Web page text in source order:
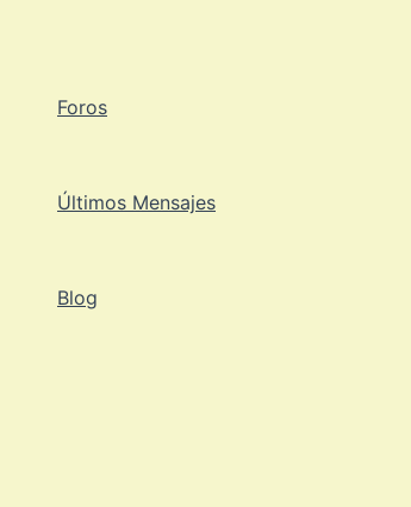
Foros
Últimos Mensajes
Blog